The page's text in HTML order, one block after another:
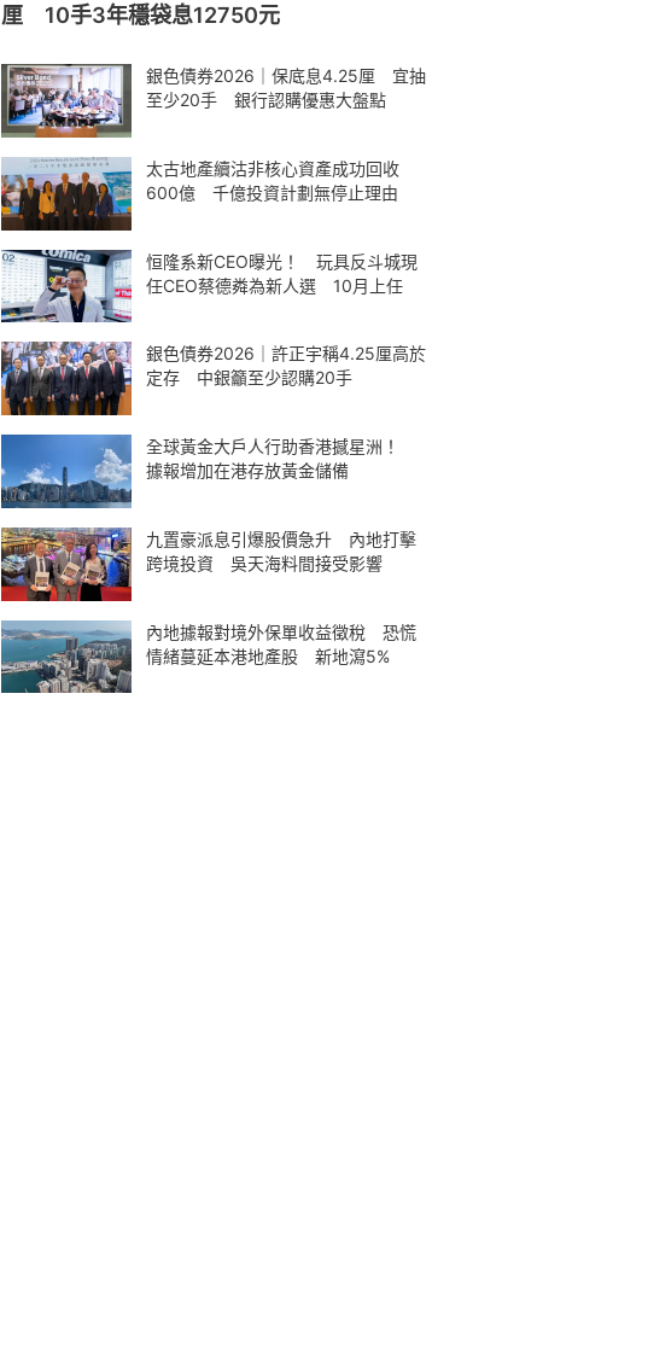
厘 10手3年穩袋息12750元
銀色債券2026｜保底息4.25厘 宜抽
至少20手 銀行認購優惠大盤點
太古地產續沽非核心資產成功回收
600億 千億投資計劃無停止理由
恒隆系新CEO曝光！ 玩具反斗城現
任CEO蔡德粦為新人選 10月上任
銀色債券2026｜許正宇稱4.25厘高於
定存 中銀籲至少認購20手
全球黃金大戶人行助香港撼星洲！
據報增加在港存放黃金儲備
九置豪派息引爆股價急升 內地打擊
跨境投資 吳天海料間接受影響
內地據報對境外保單收益徵稅 恐慌
情緒蔓延本港地產股 新地瀉5%